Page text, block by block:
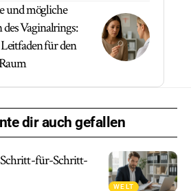
und mögliche
Vaginalrings:
für den
dir auch gefallen
WELT
Schritt-für-Schritt-